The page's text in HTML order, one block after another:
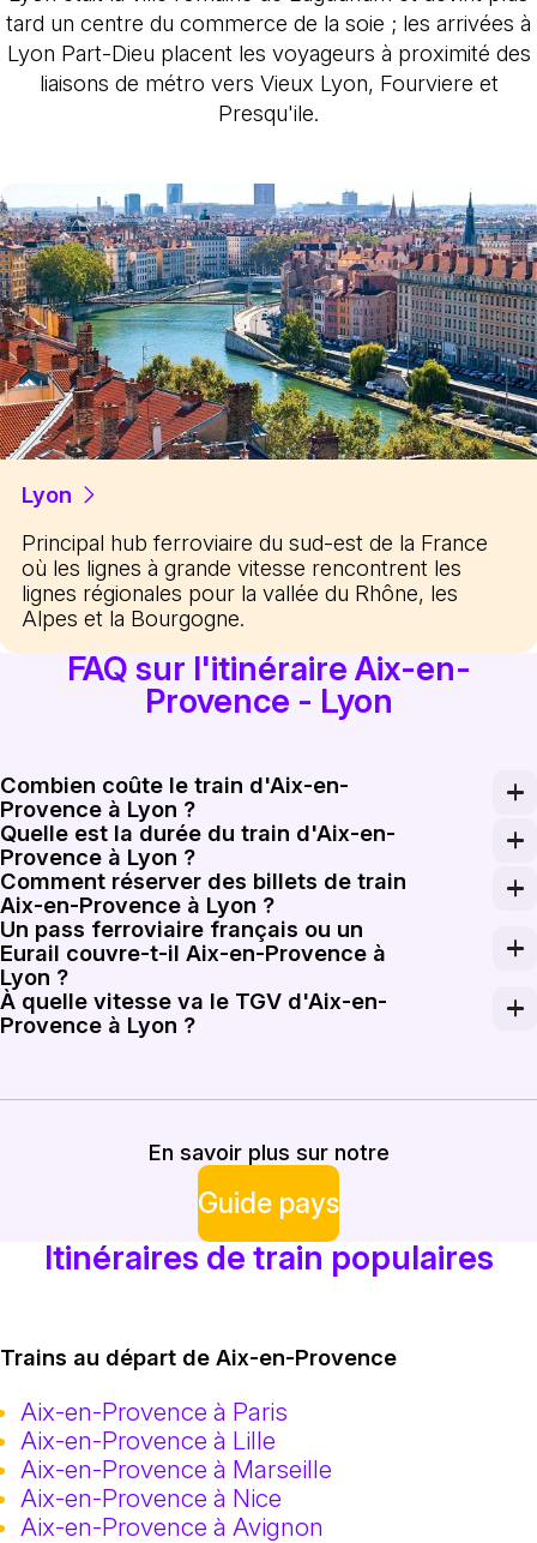
tard un centre du commerce de la soie ; les arrivées à
Lyon Part-Dieu placent les voyageurs à proximité des
liaisons de métro vers Vieux Lyon, Fourviere et
Presqu'ile.
Lyon
Principal hub ferroviaire du sud-est de la France
où les lignes à grande vitesse rencontrent les
lignes régionales pour la vallée du Rhône, les
Alpes et la Bourgogne.
FAQ sur l'itinéraire Aix-en-
Provence - Lyon
Combien coûte le train d'Aix-en-
Provence à Lyon ?
Les tarifs aller simple d'Aix-en-Provence à Lyon
Quelle est la durée du train d'Aix-en-
Provence à Lyon ?
Les trains directs les plus rapides d'Aix-en-Provence
Comment réserver des billets de train
Aix-en-Provence à Lyon ?
Réservez des billets de train Aix-en-Provence à Lyon
Un pass ferroviaire français ou un
Eurail couvre-t-il Aix-en-Provence à
Lyon ?
Les pass Eurail et Interrail sont valables sur les trains
À quelle vitesse va le TGV d'Aix-en-
Provence à Lyon ?
En savoir plus sur notre
Guide pays
Itinéraires de train populaires
Trains au départ de Aix-en-Provence
Aix-en-Provence à Paris
Aix-en-Provence à Lille
Aix-en-Provence à Marseille
Aix-en-Provence à Nice
Aix-en-Provence à Avignon